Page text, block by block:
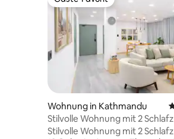
Gäste-Favorit
Wohnung in Kathmandu
Stilvolle Wohnung mit 2
In der Nähe von Thamel
Stilvolle Wohnung mit 2